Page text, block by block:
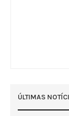
ÚLTIMAS